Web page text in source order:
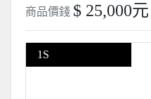
商品價錢 $ 25,000元
1S